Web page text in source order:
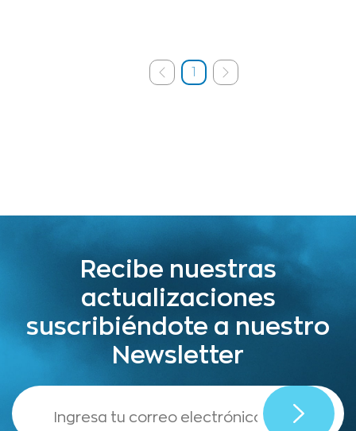
1
Recibe nuestras
actualizaciones
suscribiéndote a nuestro
Newsletter
,